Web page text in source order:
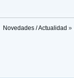
Novedades / Actualidad »